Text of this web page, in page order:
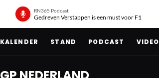
RN365 Podcast
Gedreven Verstappen is een must voor F1
KALENDER STAND PODCAST VIDEO